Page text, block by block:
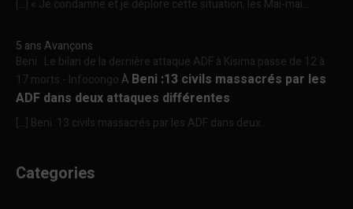
[…] « Je condamne et je déplore cette situation, les Mai-mai...
5 ans Avançons
Beni : Le bilan de la dernière attaque ADF à Kisima passe de 12 à
17 morts - InfocongoÀ Beni :13 civils massacrés par les
ADF dans deux attaques différentes
[…] Beni :13 civils massacrés par les ADF dans deux...
Categories